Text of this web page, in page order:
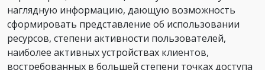
наглядную информацию, дающую возможность
сформировать представление об использовании
ресурсов, степени активности пользователей,
наиболее активных устройствах клиентов,
востребованных в большей степени точках доступа